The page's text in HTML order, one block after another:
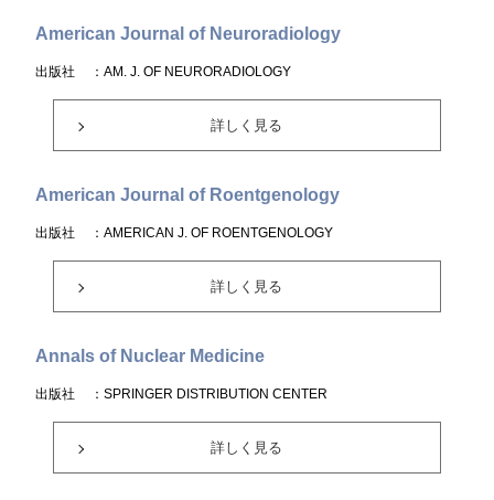
American Journal of Neuroradiology
出版社 ：AM. J. OF NEURORADIOLOGY
詳しく見る
American Journal of Roentgenology
出版社 ：AMERICAN J. OF ROENTGENOLOGY
詳しく見る
Annals of Nuclear Medicine
出版社 ：SPRINGER DISTRIBUTION CENTER
詳しく見る